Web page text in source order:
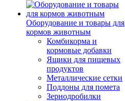
Оборудование и товары для
кормов животным
Комбикорма и
кормовые добавки
Ящики для пищевых
продуктов
Металлические сетки
Поддоны для помета
Зернодробилки